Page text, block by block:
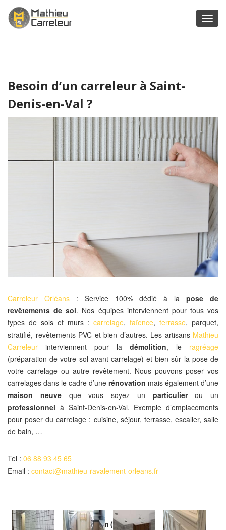
Besoin d’un carreleur à Saint-
Denis-en-Val ?
Carreleur Orléans: Service 100% dédié à lapose de
revêtements de sol. Nos équipes interviennent pour tous vos
types de sols et murs :carrelage,faïence,terrasse, parquet,
stratifié, revêtements PVC et bien d’autres. Les artisans Mathieu
Carreleur interviennent pour la démolition, le ragréage
(préparation de votre sol avant carrelage) et bien sûr la pose de
votre carrelage ou autre revêtement. Nous pouvons poser vos
carrelages dans le cadre d’une rénovation mais également d’une
maison neuveque vous soyez un particulierou un
professionnel à Saint-Denis-en-Val. Exemple d’emplacements
pour poser du carrelage : cuisine, séjour, terrasse, escalier, salle
de bain, …
Tel : 06 88 93 45 65
Email : contact@mathieu-ravalement-orleans.fr
Veuillez laisser ce champ vide.
Votre nom (obligatoire)